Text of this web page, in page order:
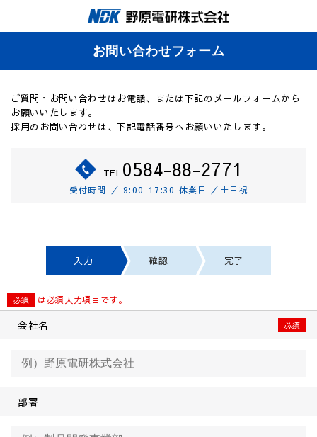
お問い合わせフォーム
ご質問・お問い合わせはお電話、または下記のメールフォームから
お願いいたします。
採用のお問い合わせは、下記電話番号へお願いいたします。
TEL0584-88-2771
受付時間 ／ 9:00-17:30 休業日 ／土日祝
入力 確認 完了
必須 は必須入力項目です。
会社名
部署